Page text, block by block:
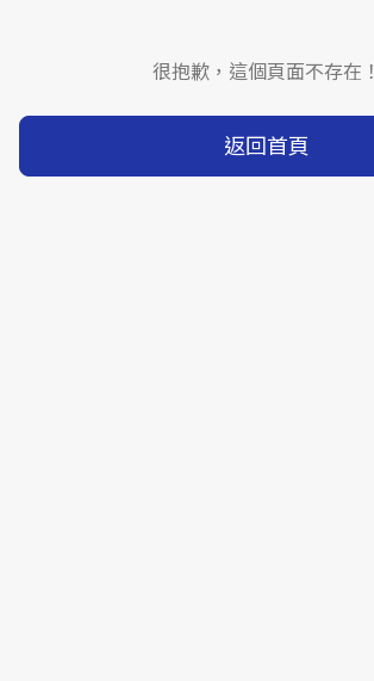
很抱歉，這個頁面不存在！
返回首頁